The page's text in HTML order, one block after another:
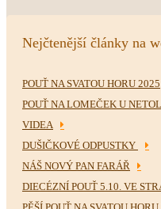
Nejčtenější články na
POUŤ NA SVATOU HORU 2025
POUŤ NA LOMEČEK U
VIDEA
DUŠIČKOVÉ ODPUSTKY
NÁŠ NOVÝ PAN FARÁŘ
DIECÉZNÍ POUŤ 5.10. VE